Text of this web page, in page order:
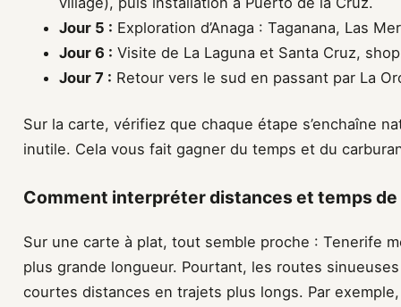
Jour 5 : Exploration d’Anaga : Taganana, Las
Jour 6 : Visite de La Laguna et Santa Cruz,
Jour 7 : Retour vers le sud en passant par La
Sur la carte, vérifiez que chaque étape s’enchaîne
inutile. Cela vous fait gagner du temps et du
Comment interpréter distances et temps
Sur une carte à plat, tout semble proche : Tenerife
plus grande longueur. Pourtant, les routes
courtes distances en trajets plus longs. Par